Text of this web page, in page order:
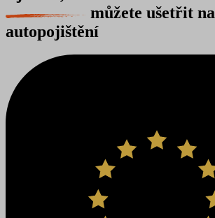
můžete ušetřit na
autopojištění